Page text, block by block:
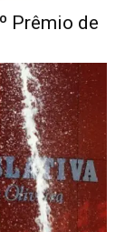
Prêmio de